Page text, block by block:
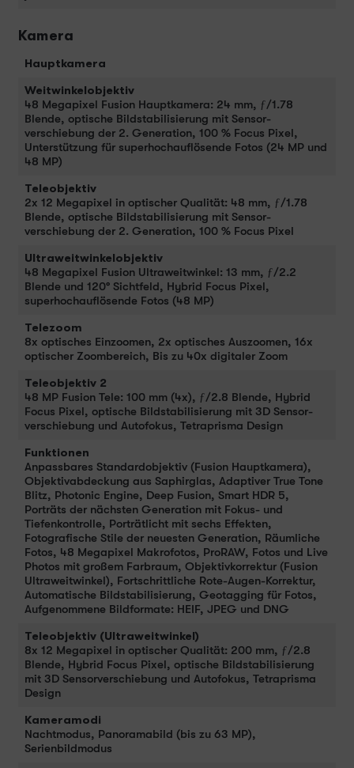
Kamera
Hauptkamera
Weitwinkelobjektiv
48 Megapixel Fusion Haupt­kamera: 24 mm, ƒ/1.78
Blende, optische Bild­stabilisierung mit Sensor­
verschiebung der 2. Gene­ra­tion, 100 % Focus Pixel,
Unter­stüt­zung für super­hoch­auflösende Fotos (24 MP und
48 MP)
Teleobjektiv
2x 12 Megapixel in optischer Qualität: 48 mm, ƒ/1.78
Blende, optische Bild­stabilisierung mit Sensor­
verschiebung der 2. Gene­ra­tion, 100 % Focus Pixel
Ultraweitwinkelobjektiv
48 Megapixel Fusion Ultra­weit­winkel: 13 mm, ƒ/2.2
Blende und 120° Sichtfeld, Hybrid Focus Pixel,
superhoch­auflösende Fotos (48 MP)
Telezoom
8x optisches Einzoomen, 2x optisches Auszoomen, 16x
optischer Zoom­bereich, Bis zu 40x digitaler Zoom
Teleobjektiv 2
48 MP Fusion Tele: 100 mm (4x), ƒ/2.8 Blende, Hybrid
Focus Pixel, optische Bild­stabilisierung mit 3D Sensor­
verschiebung und Auto­fokus, Tetraprisma Design
Funktionen
Anpass­bares Standard­objektiv (Fusion Haupt­kamera),
Objektivabdeckung aus Saphirglas, Adaptiver True Tone
Blitz, Photonic Engine, Deep Fusion, Smart HDR 5,
Porträts der nächsten Gene­ra­tion mit Fokus- und
Tiefenkontrolle, Porträt­licht mit sechs Effekten,
Fotografische Stile der neu­esten Gene­ra­tion, Räumliche
Fotos, 48 Megapixel Makrofotos, ProRAW, Fotos und Live
Photos mit großem Farb­raum, Objektivkorrektur (Fusion
Ultra­weit­winkel), Fort­schrittliche Rote-Augen-Korrektur,
Auto­matische Bild­stabi­li­sierung, Geotagging für Fotos,
Aufgenommene Bildformate: HEIF, JPEG und DNG
Teleobjektiv (Ultraweitwinkel)
8x 12 Megapixel in optischer Qualität: 200 mm, ƒ/2.8
Blende, Hybrid Focus Pixel, optische Bild­stabilisierung
mit 3D Sensor­verschiebung und Auto­fokus, Tetraprisma
Design
Kameramodi
Nacht­modus, Panoramabild (bis zu 63 MP),
Serienbildmodus